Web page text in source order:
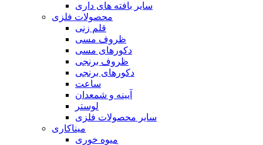
سایر بافته های داری
محصولات فلزی
قلم زنی
ظروف مسی
دکورهای مسی
ظروف برنجی
دکورهای برنجی
ساعت
آیینه و شمعدان
لوستر
سایر محصولات فلزی
میناکاری
میوه خوری